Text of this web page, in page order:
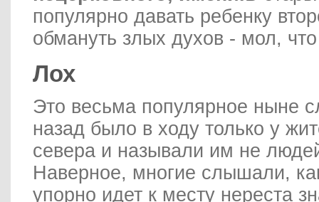
популярно давать ребенку
обмануть злых духов - мол,
Лох
Это весьма популярное ныне
назад было в ходу только у
севера и называли им не
Наверное, многие слышали,
упорно идет к месту нереста